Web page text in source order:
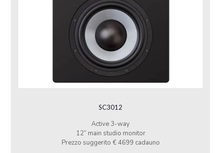
SC3012
Active 3-way
12” main studio monitor
Prezzo suggerito € 4699 cadauno